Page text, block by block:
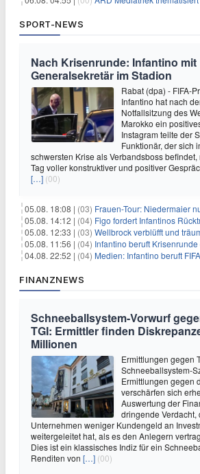
SPORT-NEWS
Nach Krisenrunde: Infantino mit
Generalsekretär im Stadion
Rabat (dpa) - FIFA-
Infantino hat nach
Notfallsitzung des
Marokko ein
Instagram teilte der
Funktionär, der sich
schwersten Krise als Verbandsboss
Tag voller konstruktiver und positiver
[…] (00)
05.08. 18:08 | (03) Frauen-Tour: Niedermaier nun
05.08. 14:12 | (04) Figo fordert Infantinos Rücktritt:
05.08. 12:33 | (03) Wellbrock verblüfft und träumt:
05.08. 11:56 | (04) Infantino beruft Krisenrunde ein -
04.08. 22:52 | (04) Medien: Infantino beruft FIFA-
FINANZNEWS
Schneeballsystem-Vorwurf
TGI: Ermittler finden
Millionen
Ermittlungen gegen
Schneeballsystem-
Ermittlungen gegen
verschärfen sich
Auswertung der
dringende Verdacht,
Unternehmen weniger Kundengeld an
weitergeleitet hat, als es den Anlegern
Dies ist ein klassisches Indiz für ein
Renditen von […] (00)